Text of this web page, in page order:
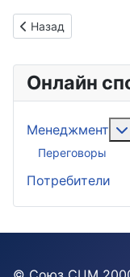
Предыдущий:
Назад
Онлайн
Менеджмент
Переговоры
Потребители